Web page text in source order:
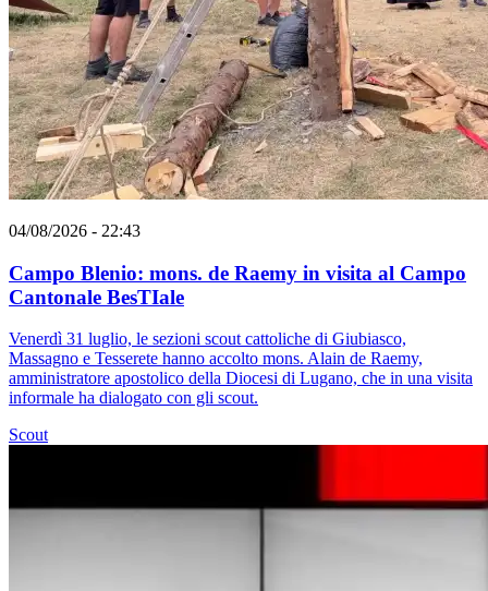
04/08/2026 - 22:43
Campo Blenio: mons. de Raemy in visita al Campo
Cantonale BesTIale
Venerdì 31 luglio, le sezioni scout cattoliche di Giubiasco,
Massagno e Tesserete hanno accolto mons. Alain de Raemy,
amministratore apostolico della Diocesi di Lugano, che in una visita
informale ha dialogato con gli scout.
Scout